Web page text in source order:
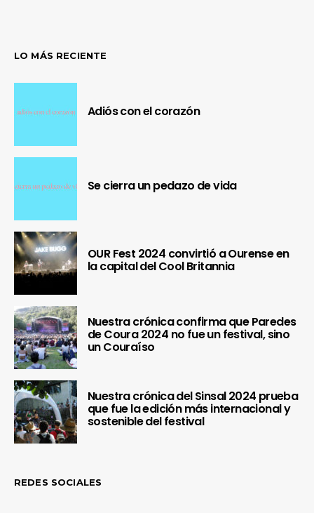
LO MÁS RECIENTE
Adiós con el corazón
Se cierra un pedazo de vida
OUR Fest 2024 convirtió a Ourense en
la capital del Cool Britannia
Nuestra crónica confirma que Paredes
de Coura 2024 no fue un festival, sino
un Couraíso
Nuestra crónica del Sinsal 2024 prueba
que fue la edición más internacional y
sostenible del festival
REDES SOCIALES